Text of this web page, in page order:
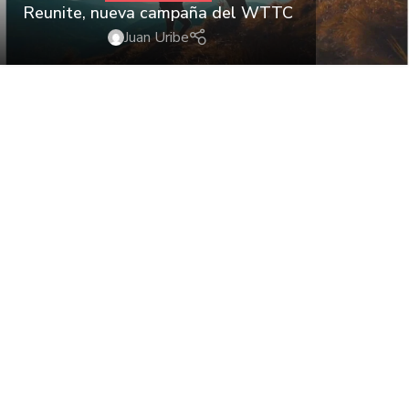
Reunite, nueva campaña del WTTC
Juan Uribe